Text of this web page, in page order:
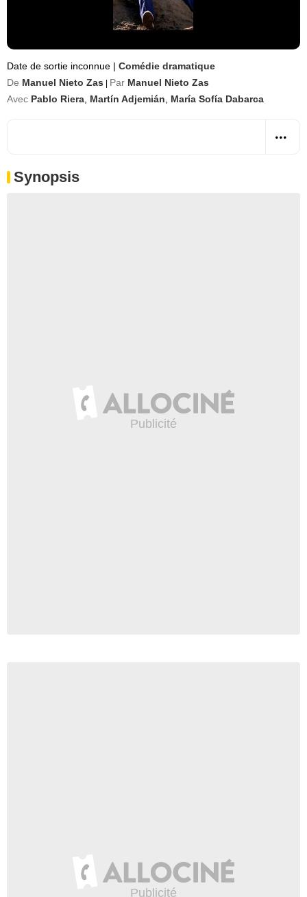
Date de sortie inconnue | Comédie dramatique
De Manuel Nieto Zas Par Manuel Nieto Zas
Avec Pablo Riera Martín Adjemián María Sofía Dabarca
Synopsis